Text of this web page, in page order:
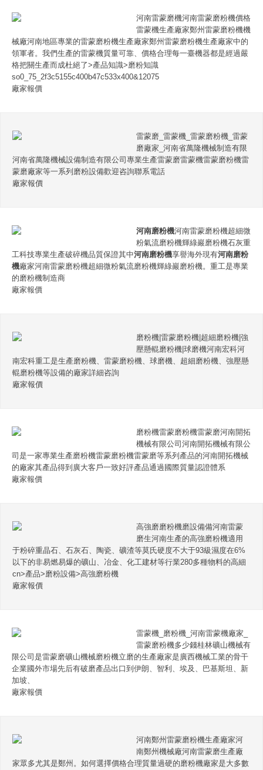
河南雷蒙磨機河南雷蒙磨粉機價格
雷蒙機生產廠家鄭州雷蒙磨粉機機
械廠河南地區專業的雷蒙磨粉機生產廠家鄭州雷蒙磨粉機生產廠家中的
領軍者。我們生產的雷蒙機質量可靠、價格合理每一臺機器都是經過嚴
格把關生產而成杜絕了>產品知識>磨粉知識
so0_75_2f3c5155c400b47c533x400&12075
廠家報價
雷蒙磨_雷蒙機_雷蒙磨粉機_雷蒙
磨廠家_河南省萬隆機械制造有限
河南省萬隆機械設備制造有限公司專業生產雷蒙磨雷蒙機雷蒙磨粉機雷
蒙磨廠家等一系列磨粉設備歡迎咨詢聯系電話
廠家報價
河南磨粉機河南雷蒙磨粉機超細微
粉氣流磨粉機輝綠巖磨粉機石灰重
工科技專業生產破碎機品質保證其中河南磨粉機享譽海外現有河南磨粉
機廠家河南雷蒙磨粉機超細微粉氣流磨粉機輝綠巖磨粉機。重工是專業
的磨粉機制造商
廠家報價
磨粉機|雷蒙磨粉機|超細磨粉機|強
壓懸輥磨粉機|球磨機河南宏科河
南宏科重工是生產磨粉機、雷蒙磨粉機、球磨機、超細磨粉機、強壓懸
輥磨粉機等設備的廠家詳細咨詢
廠家報價
磨粉機雷蒙磨粉機雷蒙磨河南開拓
機械有限公司河南開拓機械有限公
司是一家專業生產磨粉機雷蒙磨粉機雷蒙磨等系列產品的河南開拓機械
的廠家其產品得到廣大客戶一致好評產品通過國際質量認證體系
廠家報價
高強磨磨粉機磨設備備河南雷蒙
磨生河南生產的高強磨粉機適用
于粉碎重晶石、石灰石、陶瓷、礦渣等莫氏硬度不大于93級濕度在6%
以下的非易燃易爆的礦山、冶金、化工建材等行業280多種物料的高細
cn>產品>磨粉設備>高強磨粉機
廠家報價
雷蒙機_磨粉機_河南雷蒙機廠家_
雷蒙磨粉機多少錢桂林礦山機械有
限公司是雷蒙磨礦山機械磨粉機立磨的生產廠家是廣西機械工業的骨干
企業國外市場先后有破磨產品出口到伊朗、智利、埃及、巴基斯坦、新
加坡、
廠家報價
河南鄭州雷蒙磨粉機生產廠家河
南鄭州機械廠河南雷蒙磨生產廠
家眾多尤其是鄭州。如何選擇價格合理質量過硬的磨粉機廠家是大多數